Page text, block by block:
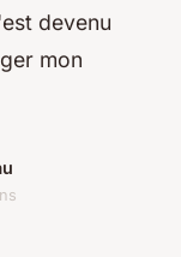
devenu
mon